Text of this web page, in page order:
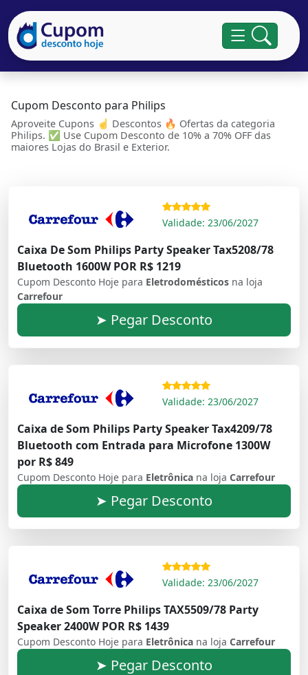
Cupom Desconto para Philips
Aproveite Cupons ☝ Descontos 🔥 Ofertas da categoria
Philips. ✅ Use Cupom Desconto de 10% a 70% OFF das
maiores Lojas do Brasil e Exterior.
Validade: 23/06/2027
Caixa De Som Philips Party Speaker Tax5208/78
Bluetooth 1600W POR R$ 1219
Cupom Desconto Hoje para Eletrodomésticos na loja
Carrefour
➤ Pegar Desconto
Validade: 23/06/2027
Caixa de Som Philips Party Speaker Tax4209/78
Bluetooth com Entrada para Microfone 1300W
por R$ 849
Cupom Desconto Hoje para Eletrônica na loja Carrefour
➤ Pegar Desconto
Validade: 23/06/2027
Caixa de Som Torre Philips TAX5509/78 Party
Speaker 2400W POR R$ 1439
Cupom Desconto Hoje para Eletrônica na loja Carrefour
➤ Pegar Desconto